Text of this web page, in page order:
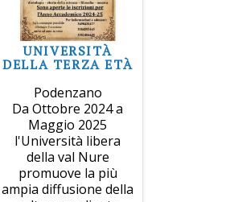
UNIVERSITÀ
DELLA TERZA ETÀ
Podenzano
Da Ottobre 2024 a
Maggio 2025
l'Università libera
della val Nure
promuove la più
ampia diffusione della